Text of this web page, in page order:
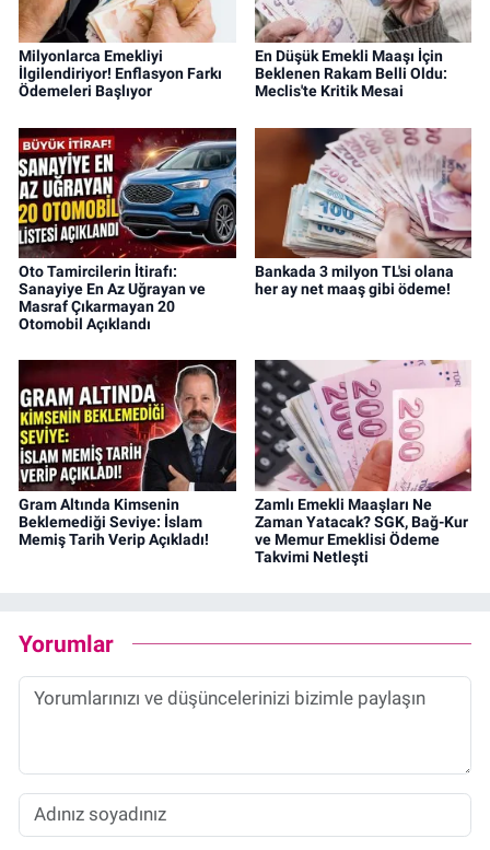
Milyonlarca Emekliyi
İlgilendiriyor! Enflasyon Farkı
Ödemeleri Başlıyor
En Düşük Emekli Maaşı İçin
Beklenen Rakam Belli Oldu:
Meclis'te Kritik Mesai
Oto Tamircilerin İtirafı:
Sanayiye En Az Uğrayan ve
Masraf Çıkarmayan 20
Otomobil Açıklandı
Bankada 3 milyon TL'si olana
her ay net maaş gibi ödeme!
Gram Altında Kimsenin
Beklemediği Seviye: İslam
Memiş Tarih Verip Açıkladı!
Zamlı Emekli Maaşları Ne
Zaman Yatacak? SGK, Bağ-Kur
ve Memur Emeklisi Ödeme
Takvimi Netleşti
Yorumlar